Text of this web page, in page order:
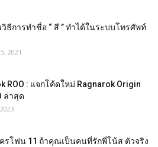
วิธีการทำชื่อ “ สี ” ทำได้ในระบบโทรศัพท์
2021
ROO : แจกโค้ดใหม่ Ragnarok Origin
ล่าสุด
ครโฟน 11 ถ้าคุณเป็นคนที่รักพี่โน้ส ตัวจริง